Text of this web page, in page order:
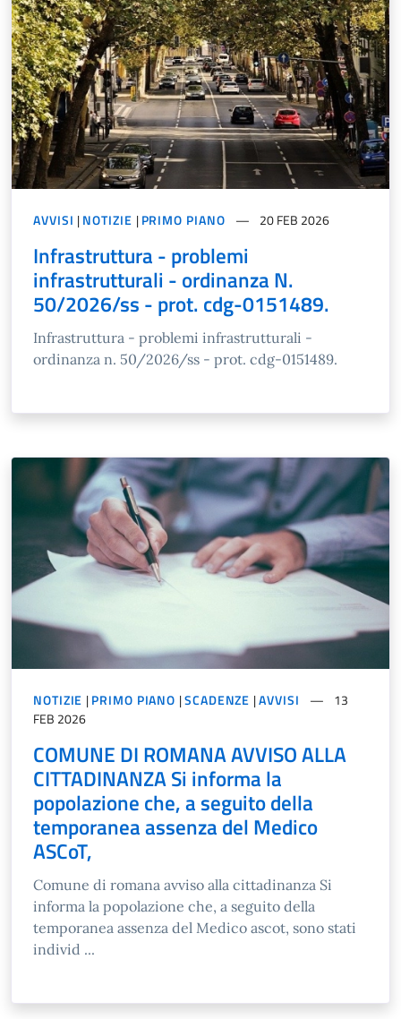
AVVISI |NOTIZIE |PRIMO PIANO 20 FEB 2026
Infrastruttura - problemi
infrastrutturali - ordinanza N.
50/2026/ss - prot. cdg-0151489.
Infrastruttura - problemi infrastrutturali -
ordinanza n. 50/2026/ss - prot. cdg-0151489.
NOTIZIE |PRIMO PIANO |SCADENZE |AVVISI
13
FEB 2026
COMUNE DI ROMANA AVVISO ALLA
CITTADINANZA Si informa la
popolazione che, a seguito della
temporanea assenza del Medico
ASCoT,
Comune di romana avviso alla cittadinanza Si
informa la popolazione che, a seguito della
temporanea assenza del Medico ascot, sono stati
individ ...